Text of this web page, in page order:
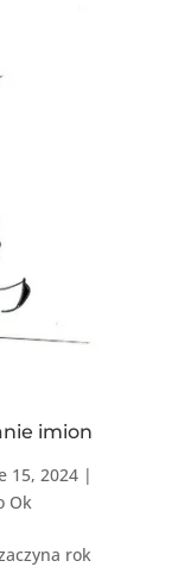
imion
15, 2024|
Ok
rok